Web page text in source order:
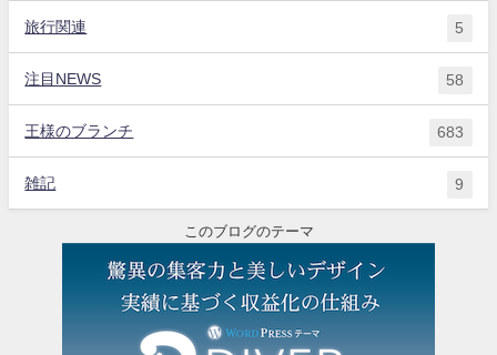
旅行関連 5
注目NEWS 58
王様のブランチ 683
雑記 9
このブログのテーマ